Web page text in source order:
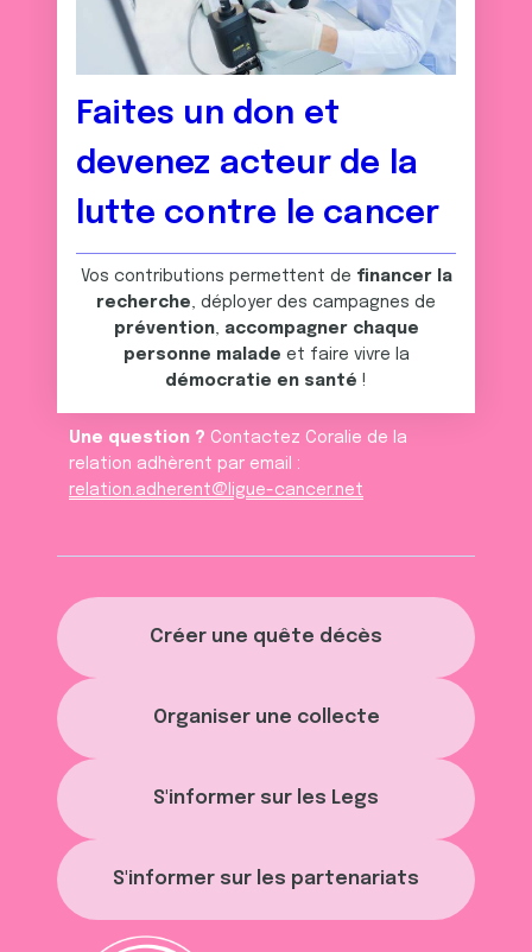
Créer une quête décès
Organiser une collecte
S'informer sur les Legs
S'informer sur les partenariats
Faites un don et
devenez acteur de la
lutte contre le cancer
Vos contributions permettent de financer la
recherche , déployer des campagnes de
prévention,
accompagner chaque
personne malade et faire vivre la
démocratie en santé !
Une question ? Contactez Coralie de la
relation adhèrent par email :
relation.adherent@ligue-cancer.net